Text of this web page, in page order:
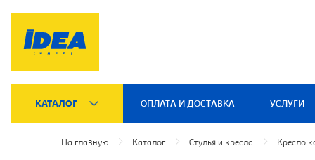
КАТАЛОГ ОПЛАТА И ДОСТАВКА УСЛУГИ
На главную Каталог Стулья и кресла Кресло